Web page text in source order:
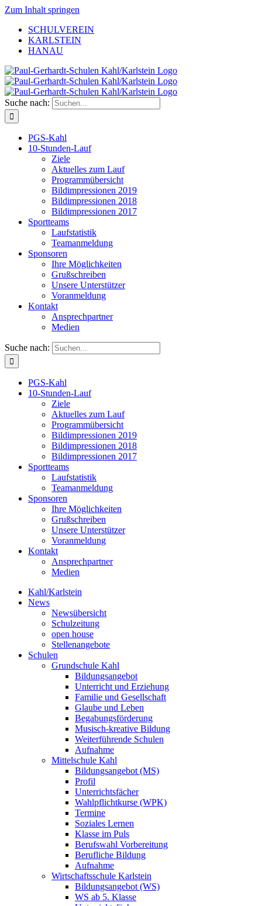
Zum Inhalt springen
SCHULVEREIN
KARLSTEIN
HANAU
Suche nach:
PGS-Kahl
10-Stunden-Lauf
Ziele
Aktuelles zum Lauf
Programmübersicht
Bildimpressionen 2019
Bildimpressionen 2018
Bildimpressionen 2017
Sportteams
Laufstatistik
Teamanmeldung
Sponsoren
Ihre Möglichkeiten
Grußschreiben
Unsere Unterstützer
Voranmeldung
Kontakt
Ansprechpartner
Medien
Suche nach:
PGS-Kahl
10-Stunden-Lauf
Ziele
Aktuelles zum Lauf
Programmübersicht
Bildimpressionen 2019
Bildimpressionen 2018
Bildimpressionen 2017
Sportteams
Laufstatistik
Teamanmeldung
Sponsoren
Ihre Möglichkeiten
Grußschreiben
Unsere Unterstützer
Voranmeldung
Kontakt
Ansprechpartner
Medien
Kahl/Karlstein
News
Newsübersicht
Schulzeitung
open house
Stellenangebote
Schulen
Grundschule Kahl
Bildungsangebot
Unterricht und Erziehung
Familie und Gesellschaft
Glaube und Leben
Begabungsförderung
Musisch-kreative Bildung
Weiterführende Schulen
Aufnahme
Mittelschule Kahl
Bildungsangebot (MS)
Profil
Unterrichtsfächer
Wahlpflichtkurse (WPK)
Termine
Soziales Lernen
Klasse im Puls
Berufswahl Vorbereitung
Berufliche Bildung
Aufnahme
Wirtschaftsschule Karlstein
Bildungsangebot (WS)
WS ab 5. Klasse